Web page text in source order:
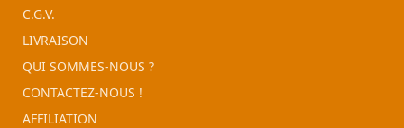
C.G.V.
LIVRAISON
QUI SOMMES-NOUS ?
CONTACTEZ-NOUS !
AFFILIATION